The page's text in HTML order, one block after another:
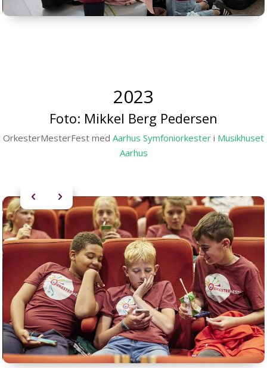
2023
Foto: Mikkel Berg Pedersen
OrkesterMesterFest med Aarhus Symfoniorkester i Musikhuset
Aarhus